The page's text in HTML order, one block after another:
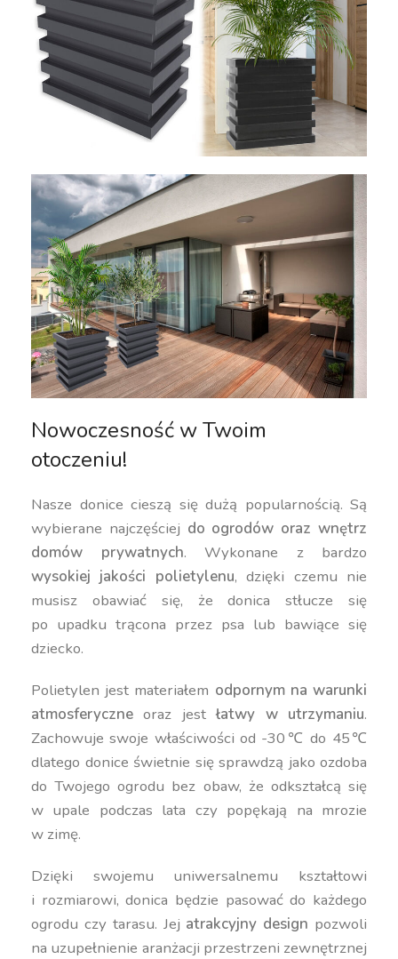
Nowoczesność w Twoim
otoczeniu!
Nasze donice cieszą się dużą popularnością. Są
wybierane najczęściej do ogrodów oraz wnętrz
domów prywatnych. Wykonane z bardzo
wysokiej jakości polietylenu, dzięki czemu nie
musisz obawiać się, że donica stłucze się
po upadku trącona przez psa lub bawiące się
dziecko.
Polietylen jest materiałem odpornym na warunki
atmosferyczne oraz jestłatwy w utrzymaniu.
Zachowuje swoje właściwości od -30℃ do 45℃
dlatego donice świetnie się sprawdzą jako ozdoba
do Twojego ogrodu bez obaw, że odkształcą się
w upale podczas lata czy popękają na mrozie
w zimę.
Dzięki swojemu uniwersalnemu kształtowi
i rozmiarowi, donica będzie pasować do każdego
ogrodu czy tarasu. Jej atrakcyjny design pozwoli
na uzupełnienie aranżacji przestrzeni zewnętrznej